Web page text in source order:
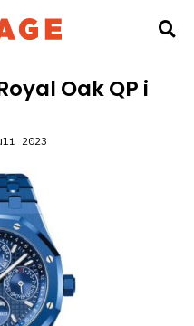
Oak QP i
2023